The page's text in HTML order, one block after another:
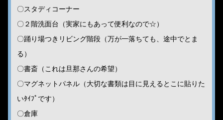
〇スタディコーナー
〇２階洗面台（実家にもあって便利なので☆）
〇踊り場つきリビング階段（万が一落ちても、途中でとま
る）
〇書斎（これは旦那さんの希望）
〇マグネットパネル（大切な書類は目に見えるとこに貼りた
いﾀｲﾌﾟです）
〇倉庫